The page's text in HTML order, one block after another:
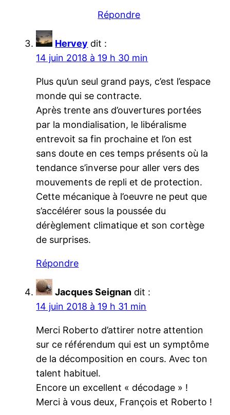
Répondre
Hervey dit :
14 juin 2018 à 19 h 30 min
Plus qu’un seul grand pays, c’est l’espace
monde qui se contracte.
Après trente ans d’ouvertures portées
par la mondialisation, le libéralisme
entrevoit sa fin prochaine et l’on est
sans doute en ces temps présents où la
tendance s’inverse pour aller vers des
mouvements de repli et de protection.
Cette mécanique à l’oeuvre ne peut que
s’accélérer sous la poussée du
dérèglement climatique et son cortège
de surprises.
Répondre
Jacques Seignan dit :
14 juin 2018 à 19 h 31 min
Merci Roberto d’attirer notre attention
sur ce référendum qui est un symptôme
de la décomposition en cours. Avec ton
talent habituel.
Encore un excellent « décodage » !
Merci à vous deux, François et Roberto !